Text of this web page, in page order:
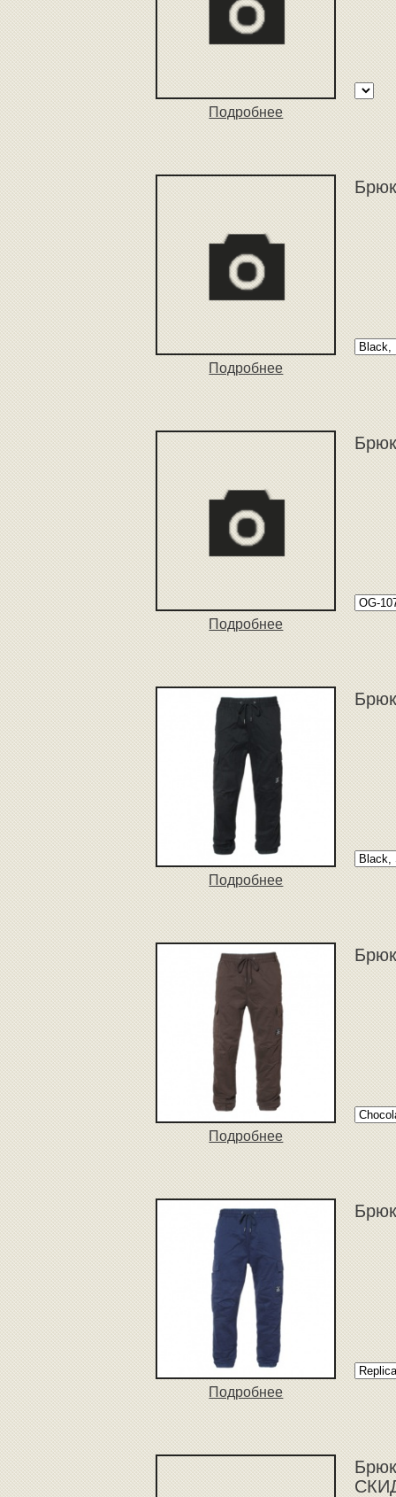
Подробнее
Подробнее
Подробнее
Подробнее
Подробнее
Подробнее